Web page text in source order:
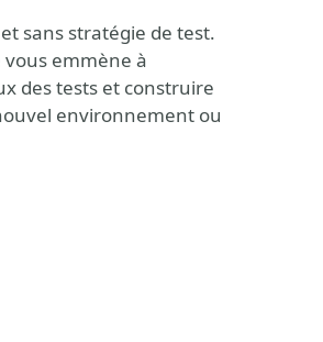
sans stratégie de test.
emmène à
des tests et construire
environnement ou